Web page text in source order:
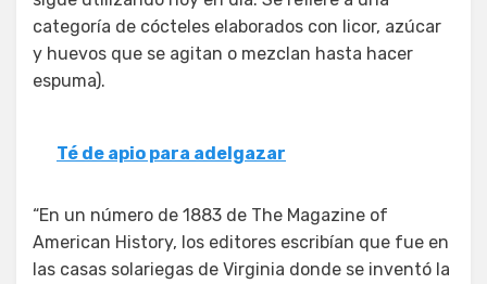
categoría de cócteles elaborados con licor, azúcar
y huevos que se agitan o mezclan hasta hacer
espuma).
Té de apio para adelgazar
“En un número de 1883 de The Magazine of
American History, los editores escribían que fue en
las casas solariegas de Virginia donde se inventó la